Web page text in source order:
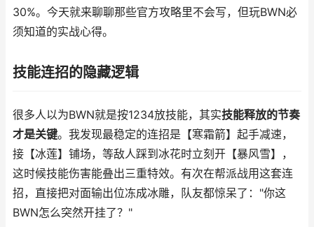
30%。今天就来聊聊那些官方攻略里不会写，但玩BWN必
须知道的实战心得。
技能连招的隐藏逻辑
很多人以为BWN就是按1234放技能，其实技能释放的节奏
才是关键。我发现最稳定的连招是【寒霜箭】起手减速，
接【冰莲】铺场，等敌人踩到冰花时立刻开【暴风雪】，
这时候技能伤害能叠出三重特效。有次在帮派战用这套连
招，直接把对面输出位冻成冰雕，队友都惊呆了："你这
BWN怎么突然开挂了？"